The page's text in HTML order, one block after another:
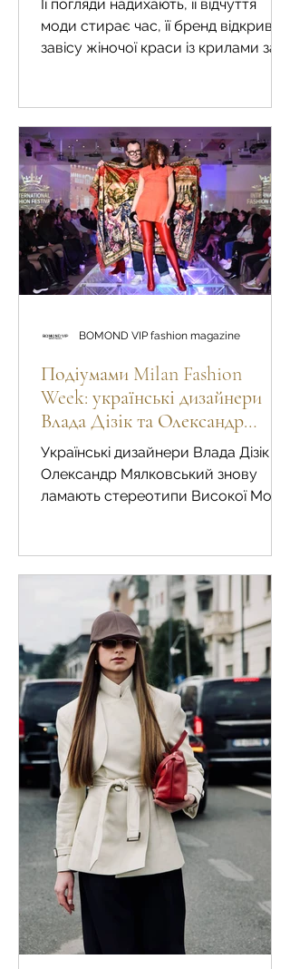
вогонь
Її погляди надихають, її відчуття
моди стирає час, її бренд відкриває
завісу жіночої краси із крилами за
журналу BOMOND VIP fashion, а
бренд BÚDZIKO - назавжди
підкорив серце.
Подіумами Milan Fashion
Week: українські дизайнери
Влада Дізік та Олександр
Мялковський знову ламають
стереотипи Високої Моди.
Українські дизайнери Влада Дізік та
Олександр Мялковський знову
ламають стереотипи Високої Моди.
BOMOND VIP fashion magazine